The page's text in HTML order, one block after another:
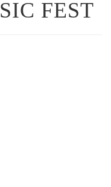
FEST